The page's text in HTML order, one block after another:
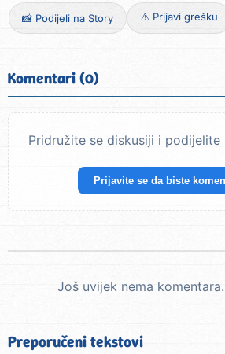
📸 Podijeli na Story ⚠️ Prijavi grešku
Komentari (0)
Pridružite se diskusiji i podijelite
Prijavite se da biste
Još uvijek nema
Preporučeni tekstovi